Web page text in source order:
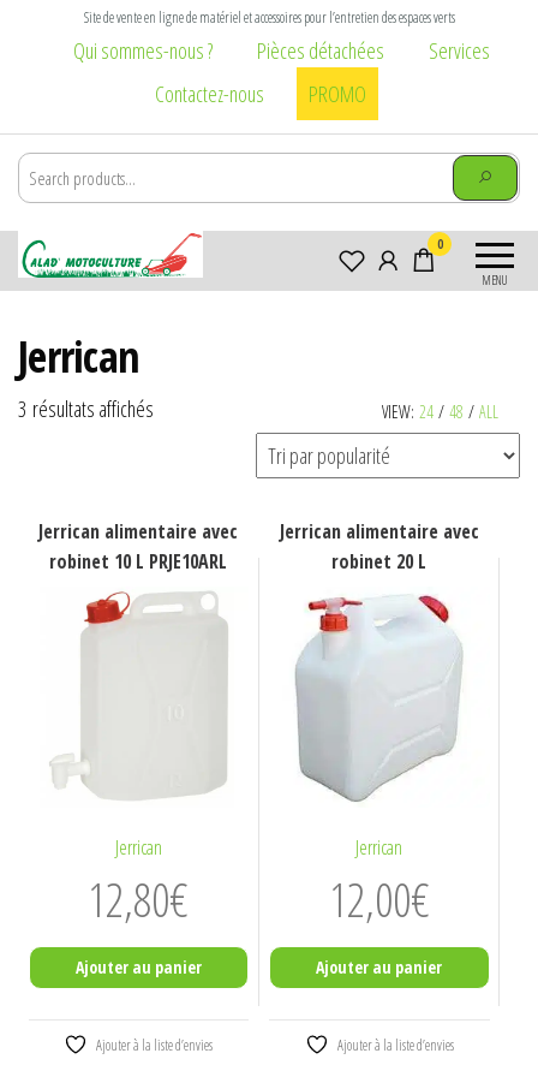
Site de vente en ligne de matériel et accessoires pour l’entretien des espaces verts
Qui sommes-nous ? Pièces détachées
Services
Contactez-nous
PROMO
Motoculture
l\'entretien des
broyeur,
brouette, taille
haie, élagage,
MENU
0
Jerrican
VIEW: 24 / 48 / ALL
3 résultats affichés
Jerrican alimentaire avec
robinet 10 L PRJE10ARL
Jerrican
12,80€
Ajouter au panier
Ajouter à la liste d’envies
Jerrican alimentaire avec
robinet 20 L
Jerrican
12,00€
Ajouter au panier
Ajouter à la liste d’envies